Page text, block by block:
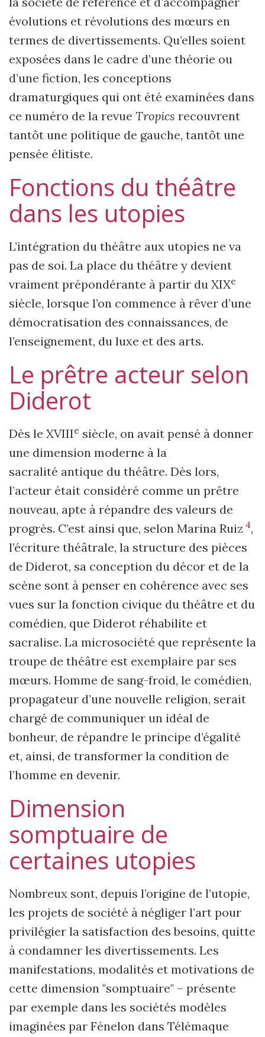
évolutions et révolutions des mœurs en
termes de divertissements. Qu’elles soient
exposées dans le cadre d’une théorie ou
d’une fiction, les conceptions
dramaturgiques qui ont été examinées dans
ce numéro de la revue Tropics recouvrent
tantôt une politique de gauche, tantôt une
pensée élitiste.
Fonctions du théâtre
dans les utopies
L’intégration du théâtre aux utopies ne va
pas de soi. La place du théâtre y devient
vraiment prépondérante à partir du XIXe
siècle, lorsque l’on commence à rêver d’une
démocratisation des connaissances, de
l’enseignement, du luxe et des arts.
Le prêtre acteur selon
Diderot
Dès le XVIIIe siècle, on avait pensé à donner
une dimension moderne à la
sacralité antique du théâtre. Dès lors,
l’acteur était considéré comme un prêtre
nouveau, apte à répandre des valeurs de
progrès. C’est ainsi que, selon Marina Ruiz 4,
l’écriture théâtrale, la structure des pièces
de Diderot, sa conception du décor et de la
scène sont à penser en cohérence avec ses
vues sur la fonction civique du théâtre et du
comédien, que Diderot réhabilite et
sacralise. La microsociété que représente la
troupe de théâtre est exemplaire par ses
mœurs. Homme de sang-froid, le comédien,
propagateur d’une nouvelle religion, serait
chargé de communiquer un idéal de
bonheur, de répandre le principe d’égalité
et, ainsi, de transformer la condition de
l’homme en devenir.
Dimension
somptuaire de
certaines utopies
Nombreux sont, depuis l’origine de l’utopie,
les projets de société à négliger l’art pour
privilégier la satisfaction des besoins, quitte
à condamner les divertissements. Les
manifestations, modalités et motivations de
cette dimension "somptuaire" – présente
par exemple dans les sociétés modèles
imaginées par Fénelon dans Télémaque